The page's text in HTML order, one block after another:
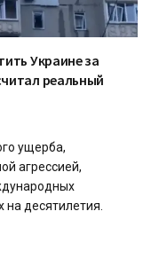
Украине за
реальный
ущерба,
агрессией,
десятилетия.